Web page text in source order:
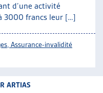
d’une activité
3000 francs leur […]
Assurance-invalidité
ARTIAS